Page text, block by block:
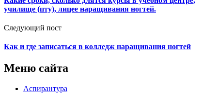
училище (пту), лицее наращивания ногтей.
Следующий пост
Как и где записаться в колледж наращивания ногтей
Меню сайта
Аспирантура